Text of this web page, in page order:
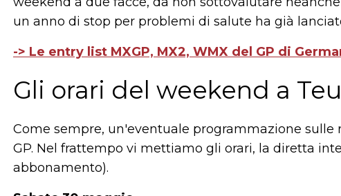
un anno di stop per problemi di salute ha già
-> Le entry list MXGP, MX2, WMX del GP di
Gli orari del weekend a
Come sempre, un'eventuale programmazione sulle
GP. Nel frattempo vi mettiamo gli orari, la diretta
abbonamento).